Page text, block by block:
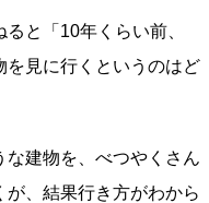
と「10年くらい前、
を見に行くというのはど
な建物を、べつやくさん
、結果行き方がわから